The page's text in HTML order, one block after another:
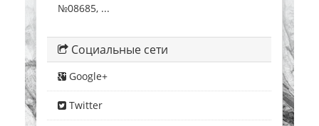
№08685, ...
Социальные сети
Google+
Twitter